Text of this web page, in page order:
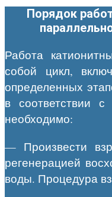
Порядок
Работа
собой цикл,
определенных
в соответствии
необходимо:
— Произвести
регенерацией
воды. Процедура